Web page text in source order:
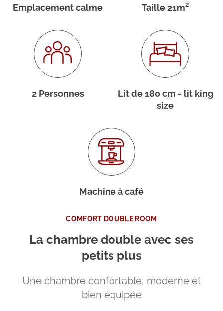
Activités en hiver
Toute l´année
A moins d'une heure
E-Bike et VTT
Activités en été
Emplacement calme Taille 21m²
2 Personnes
Lit de 180 cm - lit king
size
Machine à café
COMFORT DOUBLE ROOM
La chambre double avec ses
petits plus
Une chambre confortable, moderne et
bien équipée